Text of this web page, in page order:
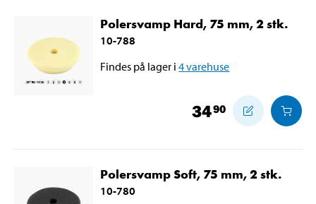
Polersvamp Hard, 75 mm, 2 stk.
10-788
Findes på lager i 4varehuse
3490
Polersvamp Soft, 75 mm, 2 stk.
10-780